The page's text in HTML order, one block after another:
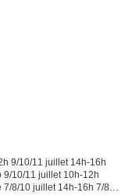
9/10/11 juillet 14h-16h
9/10/11 juillet 10h-12h
8/10 juillet 14h-16h 7/8/9